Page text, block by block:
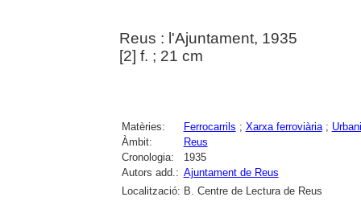
Reus : l'Ajuntament, 1935
[2] f. ; 21 cm
Matèries: Ferrocarrils ; Xarxa ferroviària;
Àmbit:
Reus
Cronologia:
1935
Autors add.: Ajuntament de Reus
Localització: B. Centre de Lectura de Reus